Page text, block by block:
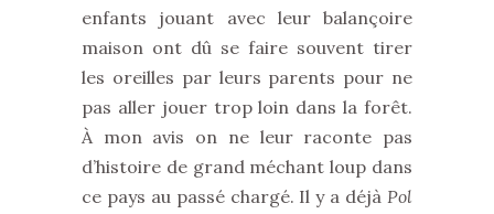
enfants jouant avec leur balançoire
maison ont dû se faire souvent tirer
les oreilles par leurs parents pour ne
pas aller jouer trop loin dans la forêt.
À mon avis on ne leur raconte pas
d’histoire de grand méchant loup dans
ce pays au passé chargé. Il y a déjà Pol